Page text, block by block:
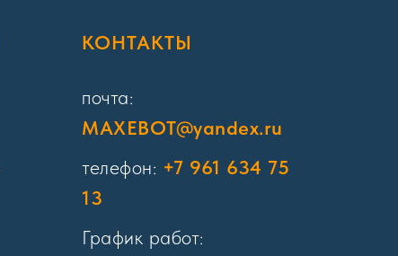
КОНТАКТЫ
почта:
MAXEBOT@yandex.ru
телефон: +7 961 634 75
13
График работ: